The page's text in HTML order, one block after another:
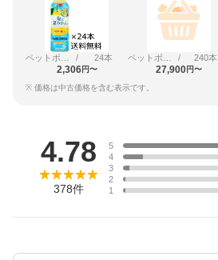
/ 24本
2,306円〜
/ 240本
27,900円〜
※ 価格は中古価格を含む表示です。
4.78
378件
5
4
3
2
1